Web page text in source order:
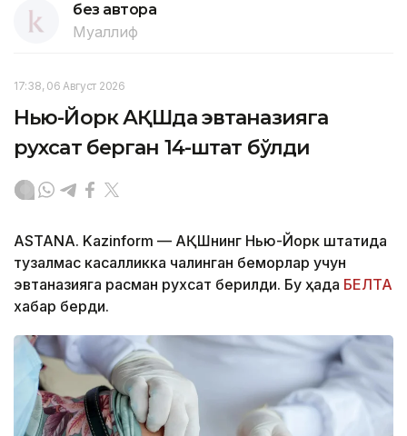
без автора
Муаллиф
17:38, 06 Август 2026
Нью-Йорк АҚШда эвтаназияга
рухсат берган 14-штат бўлди
ASTANA. Kazinform — АҚШнинг Нью-Йорк штатида
тузалмас касалликка чалинган беморлар учун
эвтаназияга расман рухсат берилди. Бу ҳақда БЕЛТА
хабар берди.